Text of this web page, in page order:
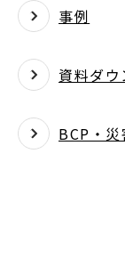
事例
資料ダ
BCP・